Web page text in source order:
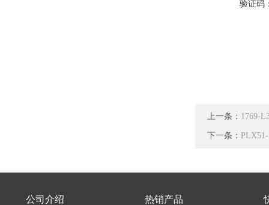
验证码
上一条： 1769-
下一条：
公司介绍 热销产品